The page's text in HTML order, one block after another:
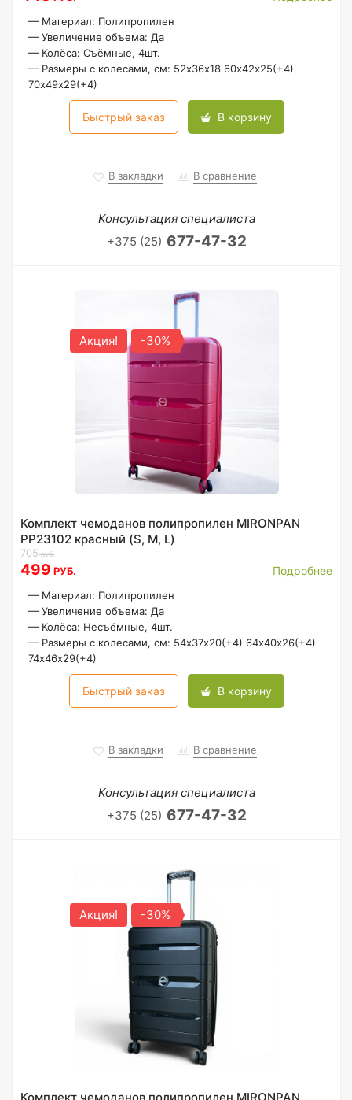
— Материал: Полипропилен
— Увеличение объема: Да
— Колёса: Съёмные, 4шт.
— Размеры с колесами, см: 52х36х18 60х42х25(+4)
70х49х29(+4)
Быстрый заказ В корзину
В закладки В сравнение
Консультация специалиста
+375 (25) 677-47-32
Акция! -30%
Комплект чемоданов полипропилен MIRONPAN
PP23102 красный (S, M, L)
705руб.
499 РУБ. Подробнее
— Материал: Полипропилен
— Увеличение объема: Да
— Колёса: Несъёмные, 4шт.
— Размеры с колесами, см: 54х37х20(+4) 64х40х26(+4)
74х46х29(+4)
Быстрый заказ В корзину
В закладки В сравнение
Консультация специалиста
+375 (25) 677-47-32
Акция! -30%